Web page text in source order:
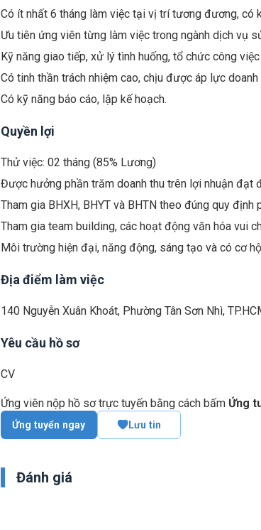
Có ít nhất 6 tháng làm việc tại vị trí tương đương, có
Ưu tiên ứng viên từng làm việc trong ngành dịch vụ
Kỹ năng giao tiếp, xử lý tình huống, tổ chức công
Có tinh thần trách nhiệm cao, chịu được áp lực doanh
Quyền lợi
Thử việc: 02 tháng (85% Lương)
Được hưởng phần trăm doanh thu trên lợi nhuận đạt
Tham gia BHXH, BHYT và BHTN theo đúng quy định
Tham gia team building, các hoạt động văn hóa vui
Địa điểm làm việc
140 Nguyễn Xuân Khoát, Phường Tân Sơn Nhì,
Yêu cầu hồ sơ
CV
Ứng viên nộp hồ sơ trực tuyến bằng cách bấm Ứng
Ứng tuyển ngay Lưu tin
Đánh giá